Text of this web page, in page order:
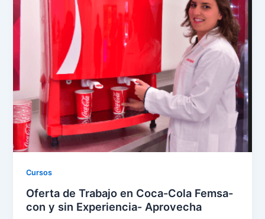
Cursos
Oferta de Trabajo en Coca-Cola Femsa-
con y sin Experiencia- Aprovecha